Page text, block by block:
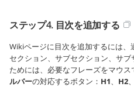
ステップ4. 目次を追加する
Wikiページに目次を追加するには
セクション、サブセクション、サ
ためには、必要なフレーズをマウス
ルバーの対応するボタン： H1 H2